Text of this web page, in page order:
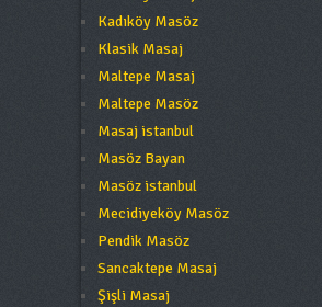
Kadıköy Masöz
Klasik Masaj
Maltepe Masaj
Maltepe Masöz
Masaj istanbul
Masöz Bayan
Masöz istanbul
Mecidiyeköy Masöz
Pendik Masöz
Sancaktepe Masaj
Şişli Masaj